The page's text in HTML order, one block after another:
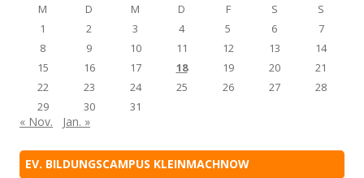
M
D M D F S
S
1
2 3 4 5 6
7
8
9 10 11 12 13
14
15
16 17 18 19 20
21
22
23 24 25 26 27
28
29
30 31
« Nov. Jan. »
EV. BILDUNGSCAMPUS KLEINMACHNOW